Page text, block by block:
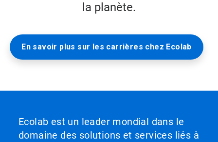
la planète.
En savoir plus sur les carrières chez Ecolab
Ecolab est un leader mondial dans le
domaine des solutions et services liés à